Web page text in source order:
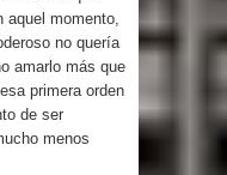
momento,
no quería
amarlo más que
primera orden
de ser
menos